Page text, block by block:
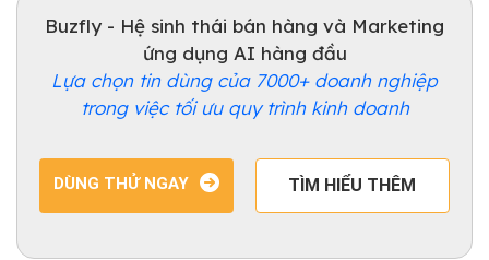
Buzfly - Hệ sinh thái bán hàng và Marketing
ứng dụng AI hàng đầu
Lựa chọn tin dùng của 7000+ doanh nghiệp
trong việc tối ưu quy trình kinh doanh
DÙNG THỬ NGAY TÌM HIỂU THÊM